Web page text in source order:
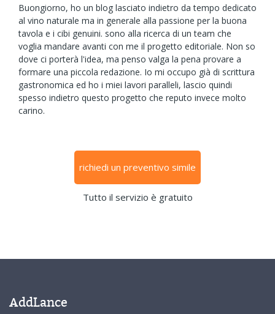
Buongiorno, ho un blog lasciato indietro da tempo dedicato
al vino naturale ma in generale alla passione per la buona
tavola e i cibi genuini. sono alla ricerca di un team che
voglia mandare avanti con me il progetto editoriale. Non so
dove ci porterà l'idea, ma penso valga la pena provare a
formare una piccola redazione. Io mi occupo già di scrittura
gastronomica ed ho i miei lavori paralleli, lascio quindi
spesso indietro questo progetto che reputo invece molto
carino.
richiedi un preventivo simile
Tutto il servizio è gratuito
AddLance